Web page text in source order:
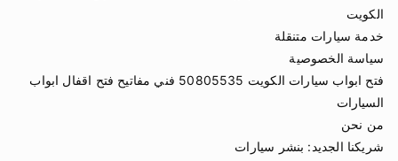
الكويت
خدمة سيارات متنقلة
سياسة الخصوصية
فتح ابواب سيارات الكويت 50805535 فني مفاتيح فتح اقفال ابواب
السيارات
من نحن
شريكنا الجديد: بنشر سيارات